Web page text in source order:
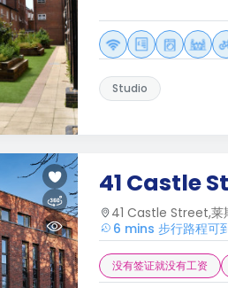
Studio
41 Castle
41 Castle Street,莱
6 mins 步行路程可
没有签证就没有工资